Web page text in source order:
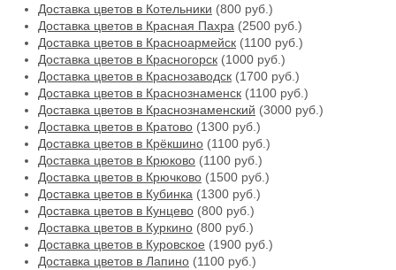
Доставка цветов в Котельники (800 руб.)
Доставка цветов в Красная Пахра (2500 руб.)
Доставка цветов в Красноармейск (1100 руб.)
Доставка цветов в Красногорск (1000 руб.)
Доставка цветов в Краснозаводск (1700 руб.)
Доставка цветов в Краснознаменск (1100 руб.)
Доставка цветов в Краснознаменский (3000 руб.)
Доставка цветов в Кратово (1300 руб.)
Доставка цветов в Крёкшино (1100 руб.)
Доставка цветов в Крюково (1100 руб.)
Доставка цветов в Крючково (1500 руб.)
Доставка цветов в Кубинка (1300 руб.)
Доставка цветов в Кунцево (800 руб.)
Доставка цветов в Куркино (800 руб.)
Доставка цветов в Куровское (1900 руб.)
Доставка цветов в Лапино (1100 руб.)